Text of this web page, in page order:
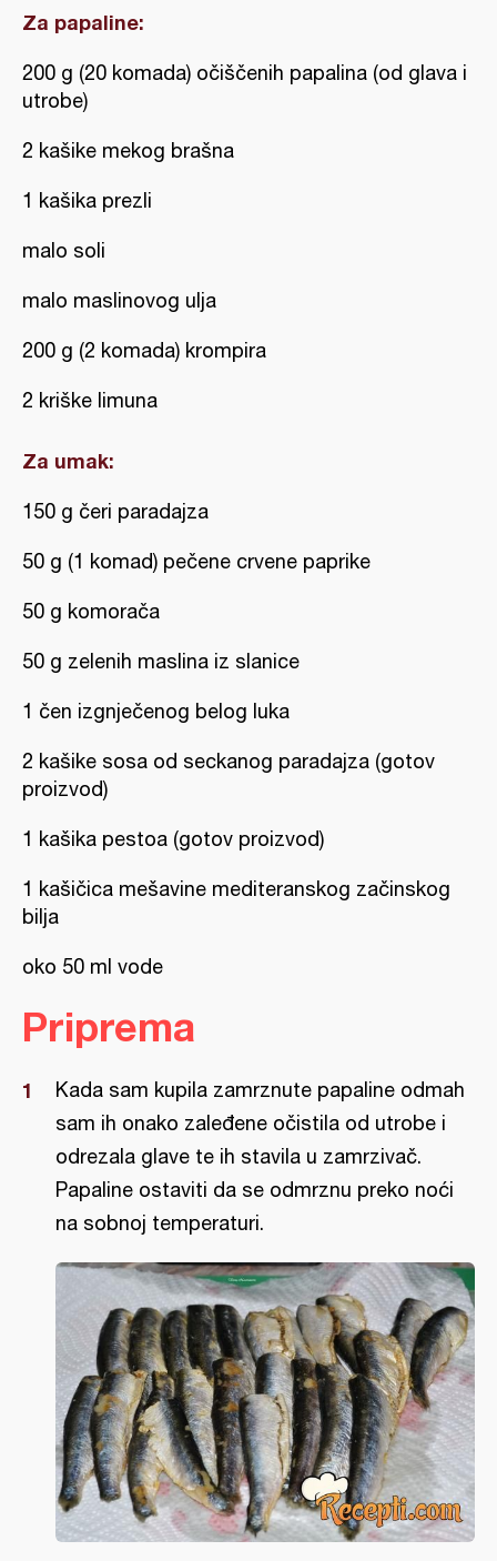
Za papaline:
200 g (20 komada) očiščenih papalina (od glava i
utrobe)
2 kašike mekog brašna
1 kašika prezli
malo soli
malo maslinovog ulja
200 g (2 komada) krompira
2 kriške limuna
Za umak:
150 g čeri paradajza
50 g (1 komad) pečene crvene paprike
50 g komorača
50 g zelenih maslina iz slanice
1 čen izgnječenog belog luka
2 kašike sosa od seckanog paradajza (gotov
proizvod)
1 kašika pestoa (gotov proizvod)
1 kašičica mešavine mediteranskog začinskog
bilja
oko 50 ml vode
Priprema
Kada sam kupila zamrznute papaline odmah
sam ih onako zaleđene očistila od utrobe i
odrezala glave te ih stavila u zamrzivač.
Papaline ostaviti da se odmrznu preko noći
na sobnoj temperaturi.